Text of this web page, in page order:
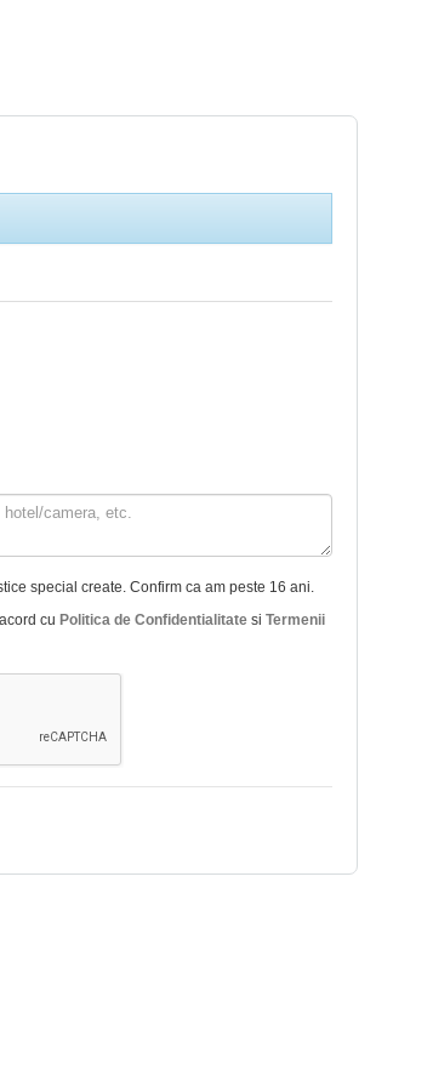
special create. Confirm ca am peste 16 ani.
cu Politica de Confidentialitate siTermenii